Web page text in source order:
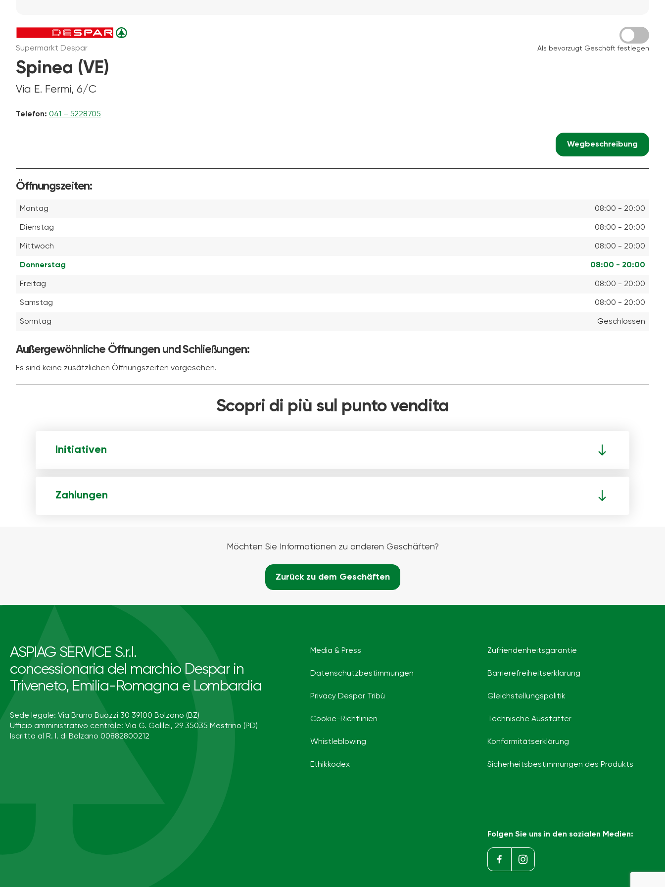
Supermarkt Despar
Spinea (VE)
Via E. Fermi, 6/C
Telefon: 041 – 5228705
Als bevorzugt Geschäft festlegen
Wegbeschreibung
Öffnungszeiten:
Montag 08:00 - 20:00
Dienstag 08:00 - 20:00
Mittwoch 08:00 - 20:00
Donnerstag 08:00 - 20:00
Freitag 08:00 - 20:00
Samstag 08:00 - 20:00
Sonntag Geschlossen
Außergewöhnliche Öffnungen und Schließungen:
Es sind keine zusätzlichen Öffnungszeiten vorgesehen.
Scopri di più sul punto vendita
Initiativen
Zahlungen
Möchten Sie Informationen zu anderen Geschäften?
Zurück zu dem Geschäften
ASPIAG SERVICE S.r.l.
concessionaria del marchio Despar in
Triveneto, Emilia-Romagna e Lombardia
Sede legale: Via Bruno Buozzi 30 39100 Bolzano (BZ)
Ufficio amministrativo centrale: Via G. Galilei, 29 35035 Mestrino (PD)
Iscritta al R. I. di Bolzano 00882800212
Media & Press
Datenschutzbestimmungen
Privacy Despar Tribù
Cookie-Richtlinien
Whistleblowing
Ethikkodex
Zufriendenheitsgarantie
Barrierefreiheits­erklärung
Gleichstellungspolitik
Technische Ausstatter
Konformitätserklärung
Sicherheitsbestimmungen des Produkts
Folgen Sie uns in den sozialen Medien: